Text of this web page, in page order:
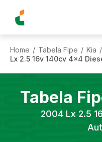
Home / Tabela Fipe / Kia /
Lx 2.5 16v 140cv 4x4
Tabela
2004 Lx 2.5